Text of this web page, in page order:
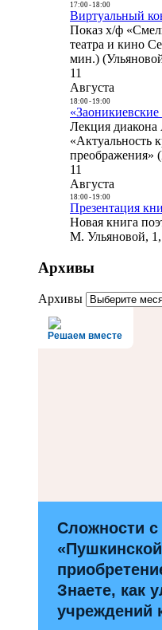
17:00- 18:00
Виртуальный
Показ х/ф
театра и кино
мин.)
11
Августа
18:00- 19:00
Лекция
«Актуальность
преображения»
11
Августа
18:00- 19:00
Презентация
Новая книга
М. Ульяновой,
Архивы
Архивы
Решаем вместе
Сложности
Знаете, как
учреждений